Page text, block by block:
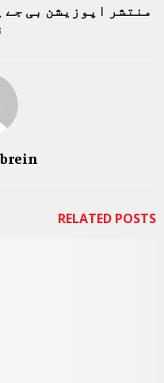
منتشر اپوزیشن بی
RELATED POSTS